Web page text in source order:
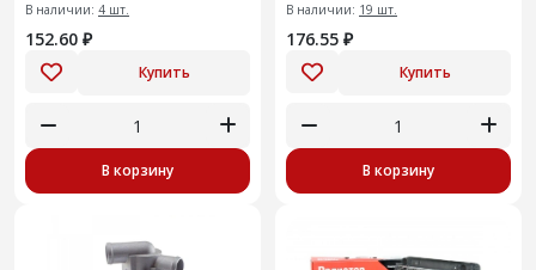
В наличии: 4 шт.
152.60 ₽
Купить
В корзину
В наличии: 19 шт.
176.55 ₽
Купить
В корзину